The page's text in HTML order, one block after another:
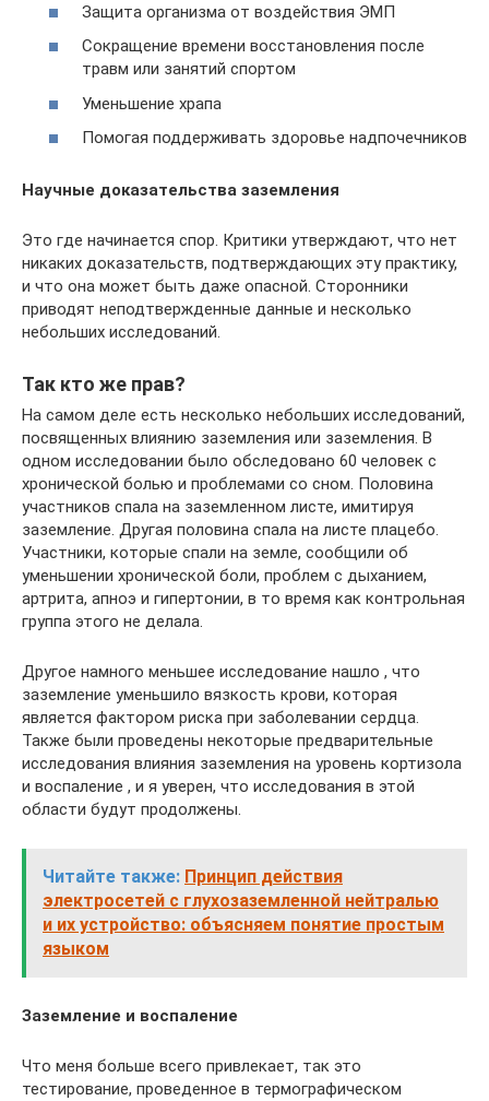
Защита организма от воздействия ЭМП
Сокращение времени восстановления после
травм или занятий спортом
Уменьшение храпа
Помогая поддерживать здоровье надпочечников
Научные доказательства заземления
Это где начинается спор. Критики утверждают, что нет
никаких доказательств, подтверждающих эту практику,
и что она может быть даже опасной. Сторонники
приводят неподтвержденные данные и несколько
небольших исследований.
Так кто же прав?
На самом деле есть несколько небольших исследований,
посвященных влиянию заземления или заземления. В
одном исследовании было обследовано 60 человек с
хронической болью и проблемами со сном. Половина
участников спала на заземленном листе, имитируя
заземление. Другая половина спала на листе плацебо.
Участники, которые спали на земле, сообщили об
уменьшении хронической боли, проблем с дыханием,
артрита, апноэ и гипертонии, в то время как контрольная
группа этого не делала.
Другое намного меньшее исследование нашло , что
заземление уменьшило вязкость крови, которая
является фактором риска при заболевании сердца.
Также были проведены некоторые предварительные
исследования влияния заземления на уровень кортизола
и воспаление , и я уверен, что исследования в этой
области будут продолжены.
Читайте также: Принцип действия
электросетей с глухозаземленной нейтралью
и их устройство: объясняем понятие простым
языком
Заземление и воспаление
Что меня больше всего привлекает, так это
тестирование, проведенное в термографическом